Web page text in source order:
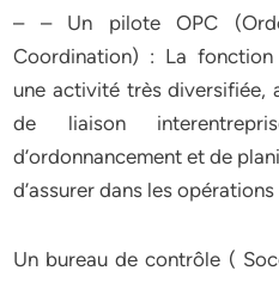
– – Un pilote OPC
Coordination) : La
une activité très diversifiée,
de liaison
d’ordonnancement et de
d’assurer dans les
Un bureau de contrôle (